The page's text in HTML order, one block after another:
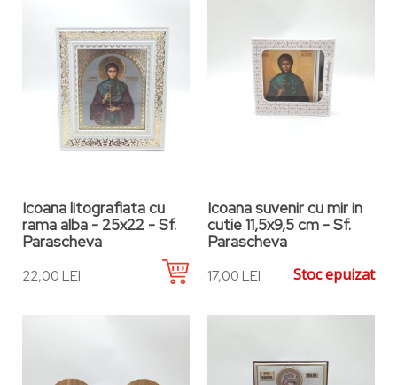
Icoana litografiata cu
rama alba - 25x22 - Sf.
Parascheva
22,00 LEI
Icoana suvenir cu mir in
cutie 11,5x9,5 cm - Sf.
Parascheva
17,00 LEI Stoc epuizat